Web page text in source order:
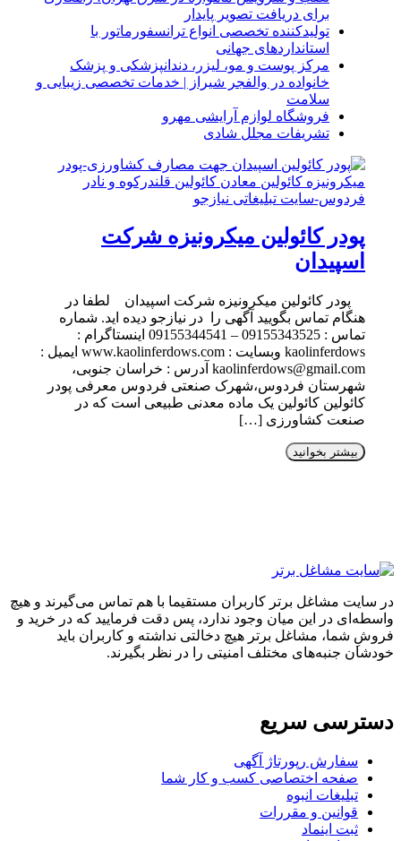
برای دریافت تصویر پایدار
تولیدکننده تخصصی انواع ترانسفورماتور با
استانداردهای جهانی
مرکز پوست و مو، لیزر، دندانپزشکی و پزشک
خانواده در والفجر شیراز | خدمات تخصصی زیبایی و
سلامت
فروشگاه لوازم آرایشی مهرو
تشریفات مجلل شادی
پودر کائولین میکرونیزه شرکت
اسپیدان
پودر کائولین میکرونیزه شرکت اسپیدان لطفا در
هنگام تماس بگویید آگهی را در نیازجو دیده اید. شماره
تماس : 09155343525 – 09155344541 اینستاگرام :
kaolinferdows وبسایت : www.kaolinferdows.com ایمیل :
kaolinferdows@gmail.com آدرس : خراسان جنوبی،
شهرستان فردوس،شهرک صنعتی فردوس معرفی پودر
کائولین کائولین یک ماده معدنی طبیعی است که در
صنعت کشاورزی […]
بیشتر بخوانید
در سایت مشاغل برتر کاربران مستقیما با هم تماس می‌گیرند و هیچ
واسطه‌ای در این میان وجود ندارد، پس دقت فرمایید که در خرید و
فروشِ شما، مشاغل برتر هیچ دخالتی نداشته و کاربران باید
خودشان جنبه‌های مختلف امنیتی را در نظر بگیرند.
دسترسی سریع
سفارش رپورتاژ آگهی
صفحه اختصاصی کسب و کار شما
تبلیغات انبوه
قوانین و مقررات
ثبت اینماد